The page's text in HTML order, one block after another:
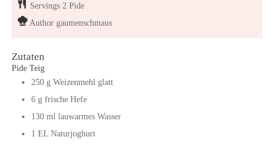
Servings 2 Pide
Author gaumenschmaus
Zutaten
Pide Teig
250 g Weizenmehl glatt
6 g frische Hefe
130 ml lauwarmes Wasser
1 EL Naturjoghurt